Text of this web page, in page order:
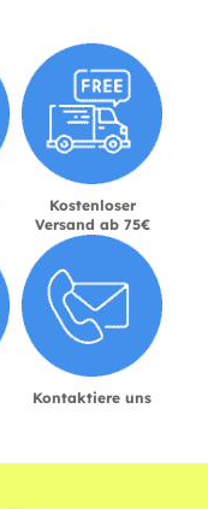
Kostenloser
Versand ab 75€
Kontaktiere uns